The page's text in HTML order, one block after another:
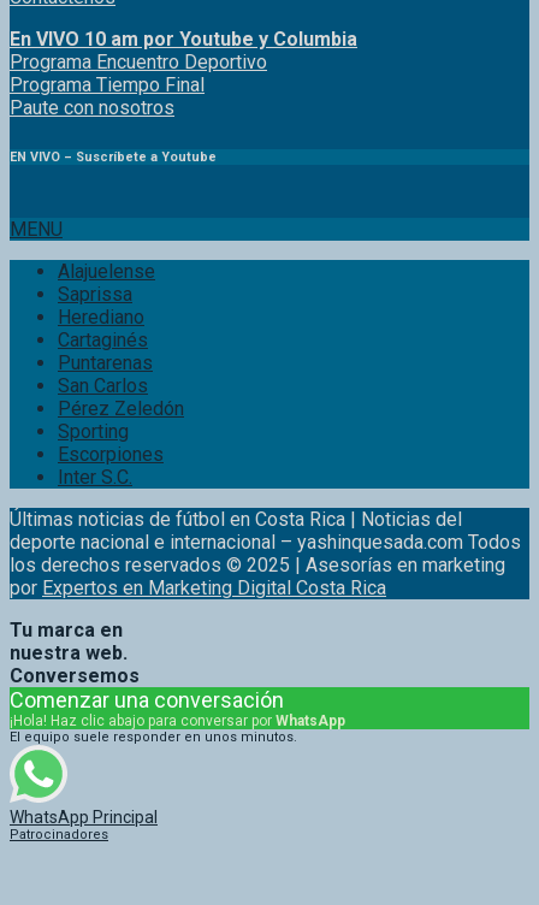
En VIVO 10 am por Youtube y Columbia
ProgramaEncuentroDeportivo
Programa Tiempo Final
Pauteconnosotros
MENU
Alajuelense
Saprissa
Herediano
Cartaginés
Puntarenas
San Carlos
Pérez Zeledón
Sporting
Escorpiones
Inter S.C.
Últimas noticias de fútbol en Costa Rica | Noticias del
deporte nacional e internacional – yashinquesada.com Todos
los derechos reservados © 2025 | Asesorías en marketing
porExpertos en Marketing Digital Costa Rica
Tu marca en
nuestra web.
Conversemos
Comenzar una conversación
¡Hola! Haz clic abajo para conversar por WhatsApp
El equipo suele responder en unos minutos.
WhatsApp Principal
Patrocinadores